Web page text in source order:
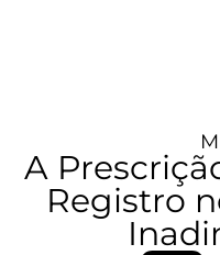
A
Registro